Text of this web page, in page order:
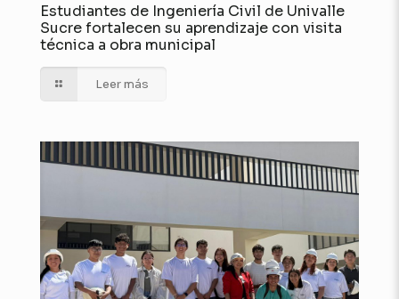
Estudiantes de Ingeniería Civil de Univalle
Sucre fortalecen su aprendizaje con visita
técnica a obra municipal
Leer más